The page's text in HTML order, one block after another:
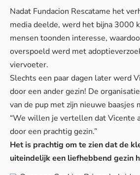
Nadat Fundacion Rescatame het
media deelde, werd het bijna 3000
mensen toonden interesse,
overspoeld werd met
viervoeter.
Slechts een paar dagen later werd
door een ander gezin! De
van de pup met zijn nieuwe baasjes
“We willen je vertellen dat Vicente
door een prachtig gezin.”
Het is prachtig om te zien dat de
uiteindelijk een liefhebbend gezin